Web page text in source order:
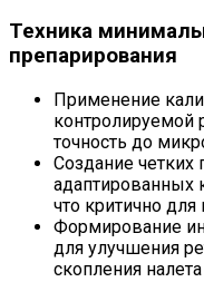
Техника
препарирования
Применение
контролируемой
точность до
Создание четких
адаптированных
что критично для
Формирование
для улучшения
скопления